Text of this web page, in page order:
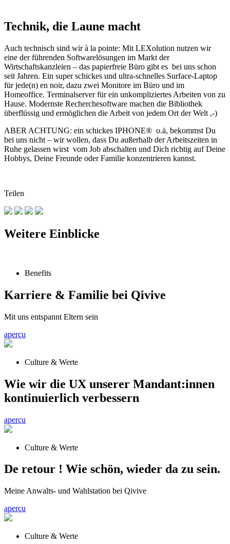
Technik, die Laune macht
Auch technisch sind wir à la pointe: Mit LEXolution nutzen wir
eine der führenden Softwarelösungen im Markt der
Wirtschaftskanzleien – das papierfreie Büro gibt es bei uns schon
seit Jahren. Ein super schickes und ultra-schnelles Surface-Laptop
für jede(n) en noir, dazu zwei Monitore im Büro und im
Homeoffice. Terminalserver für ein unkompliziertes Arbeiten von zu
Hause. Modernste Recherchesoftware machen die Bibliothek
überflüssig und ermöglichen die Arbeit von jedem Ort der Welt ,-)
ABER ACHTUNG: ein schickes IPHONE® o.ä, bekommst Du
bei uns nicht – wir wollen, dass Du außerhalb der Arbeitszeiten in
Ruhe gelassen wirst vom Job abschalten und Dich richtig auf Deine
Hobbys, Deine Freunde oder Familie konzentrieren kannst.
Teilen
Weitere Einblicke
Benefits
Karriere & Familie bei Qivive
Mit uns entspannt Eltern sein
aperçu
Culture & Werte
Wie wir die UX unserer Mandant:innen
kontinuierlich verbessern
aperçu
Culture & Werte
De retour ! Wie schön, wieder da zu sein.
Meine Anwalts- und Wahlstation bei Qivive
aperçu
Culture & Werte